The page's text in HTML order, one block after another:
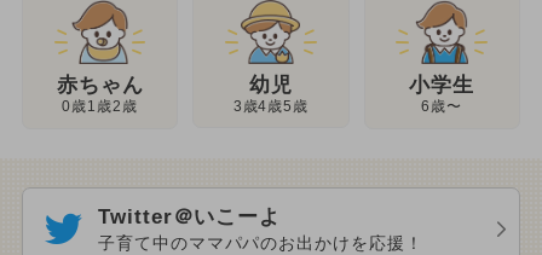
赤ちゃん
0歳1歳2歳
幼児
3歳4歳5歳
小学生
6歳〜
Twitter＠いこーよ
子育て中のママパパのお出かけを応援！